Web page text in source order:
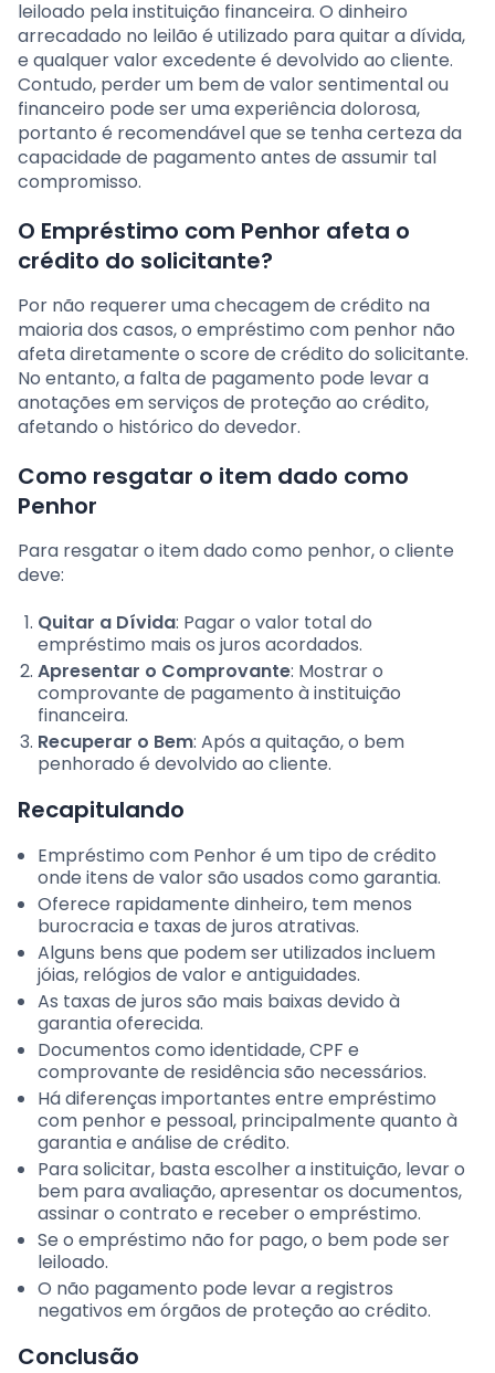
leiloado pela instituição financeira. O dinheiro
arrecadado no leilão é utilizado para quitar a dívida,
e qualquer valor excedente é devolvido ao cliente.
Contudo, perder um bem de valor sentimental ou
financeiro pode ser uma experiência dolorosa,
portanto é recomendável que se tenha certeza da
capacidade de pagamento antes de assumir tal
compromisso.
O Empréstimo com Penhor afeta o
crédito do solicitante?
Por não requerer uma checagem de crédito na
maioria dos casos, o empréstimo com penhor não
afeta diretamente o score de crédito do solicitante.
No entanto, a falta de pagamento pode levar a
anotações em serviços de proteção ao crédito,
afetando o histórico do devedor.
Como resgatar o item dado como
Penhor
Para resgatar o item dado como penhor, o cliente
deve:
Quitar a Dívida: Pagar o valor total do
empréstimo mais os juros acordados.
Apresentar o Comprovante: Mostrar o
comprovante de pagamento à instituição
financeira.
Recuperar o Bem: Após a quitação, o bem
penhorado é devolvido ao cliente.
Recapitulando
Empréstimo com Penhor é um tipo de crédito
onde itens de valor são usados como garantia.
Oferece rapidamente dinheiro, tem menos
burocracia e taxas de juros atrativas.
Alguns bens que podem ser utilizados incluem
jóias, relógios de valor e antiguidades.
As taxas de juros são mais baixas devido à
garantia oferecida.
Documentos como identidade, CPF e
comprovante de residência são necessários.
Há diferenças importantes entre empréstimo
com penhor e pessoal, principalmente quanto à
garantia e análise de crédito.
Para solicitar, basta escolher a instituição, levar o
bem para avaliação, apresentar os documentos,
assinar o contrato e receber o empréstimo.
Se o empréstimo não for pago, o bem pode ser
leiloado.
O não pagamento pode levar a registros
negativos em órgãos de proteção ao crédito.
Conclusão